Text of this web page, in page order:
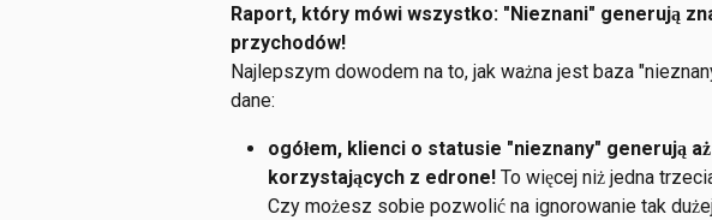
Raport, który mówi wszystko: "Nieznani" generują
przychodów!
Najlepszym dowodem na to, jak ważna jest baza
dane:
ogółem, klienci o statusie "nieznany" generują
korzystających z edrone! To więcej niż jedna
Czy możesz sobie pozwolić na ignorowanie tak